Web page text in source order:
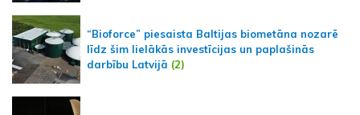
“Bioforce” piesaista Baltijas biometāna nozarē
līdz šim lielākās investīcijas un paplašinās
darbību Latvijā (2)